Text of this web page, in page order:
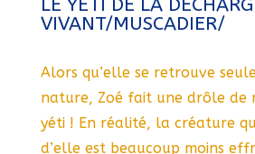
LE YETI DE LA
VIVANT/MUSCADIER/
Alors qu’elle se retrouve
nature, Zoé fait une drôle de
yéti ! En réalité, la créature
d’elle est beaucoup moins